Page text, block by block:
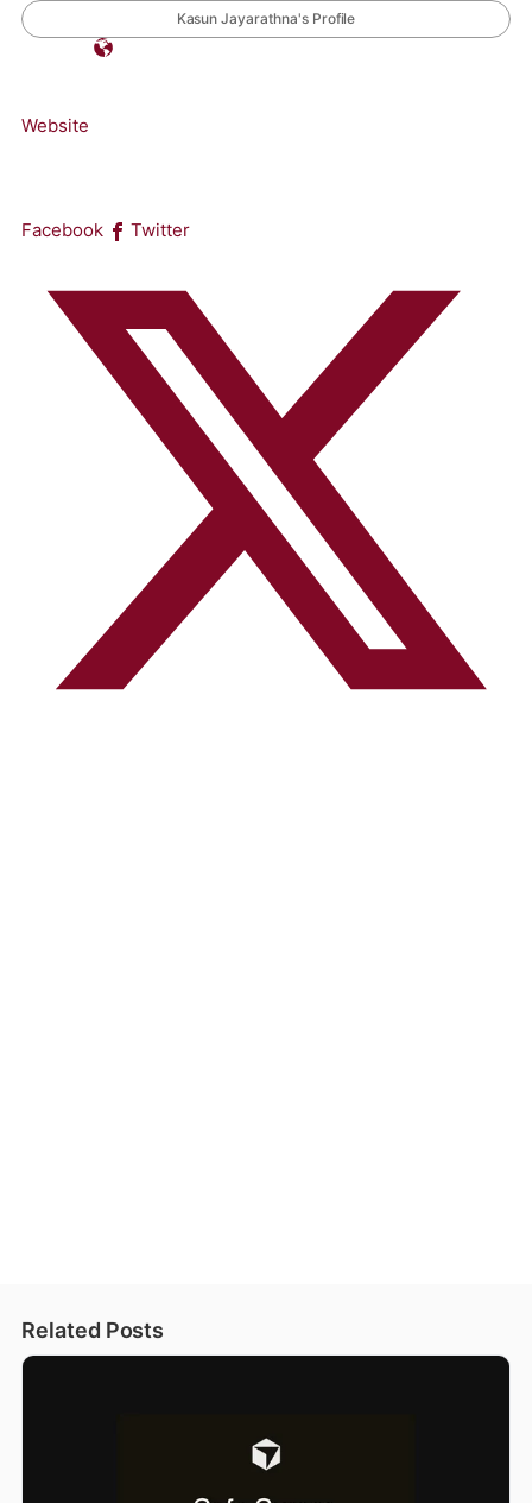
Kasun Jayarathna's Profile
Website
Facebook Twitter
Related Posts